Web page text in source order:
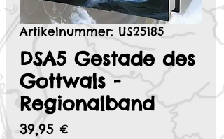
Artikelnummer: US25185
DSA5 Gestade des
Gottwals -
Regionalband
39,95 €